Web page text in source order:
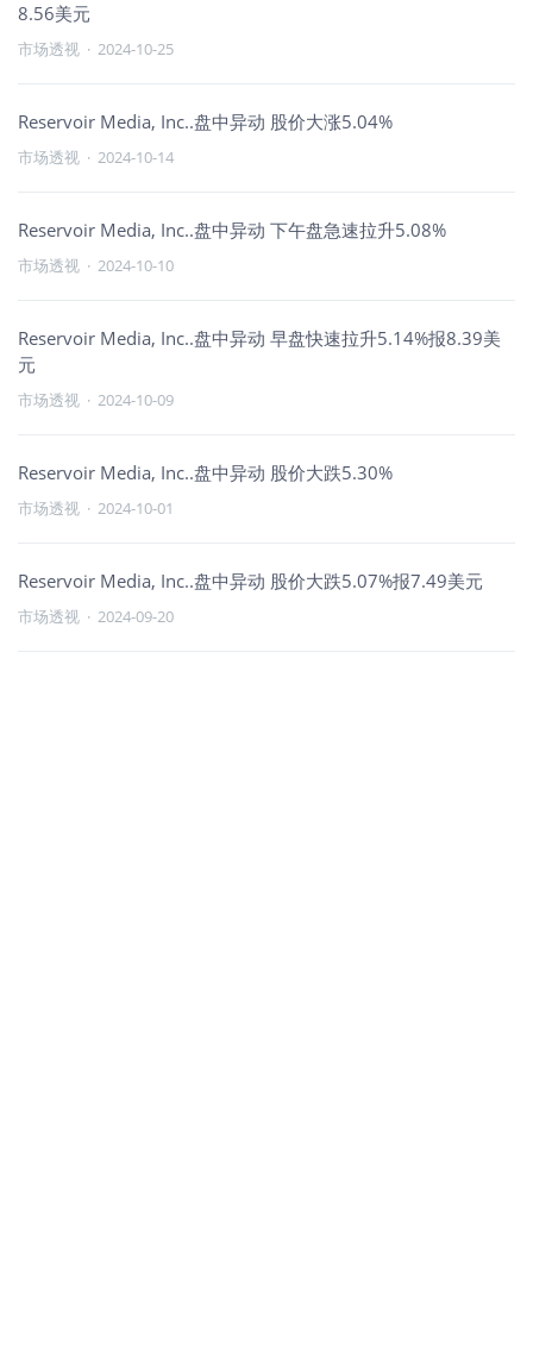
8.56美元
市场透视 · 2024-10-25
Reservoir Media, Inc..盘中异动 股价大涨5.04%
市场透视 · 2024-10-14
Reservoir Media, Inc..盘中异动 下午盘急速拉升5.08%
市场透视 · 2024-10-10
Reservoir Media, Inc..盘中异动 早盘快速拉升5.14%报8.39美
元
市场透视 · 2024-10-09
Reservoir Media, Inc..盘中异动 股价大跌5.30%
市场透视 · 2024-10-01
Reservoir Media, Inc..盘中异动 股价大跌5.07%报7.49美元
市场透视 · 2024-09-20